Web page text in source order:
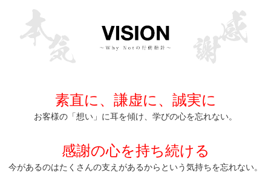
素直に、謙虚に、誠実に
お客様の「想い」に耳を傾け、学びの心を忘れない。
感謝の心を持ち続ける
今があるのはたくさんの支えがあるからという気持ちを忘れない。